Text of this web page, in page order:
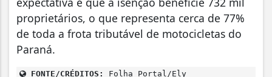
proprietários, o que representa cerca de 77%
de toda a frota tributável de motocicletas do
Paraná.
FONTE/CRÉDITOS:
Folha Portal/Ely